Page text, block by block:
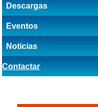
Descargas
Eventos
Noticias
Contactar